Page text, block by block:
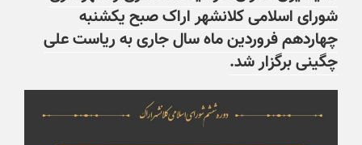
شورای اسلامی کلانشهر اراک صبح یکشنبه
چهاردهم فروردین ماه سال جاری به ریاست علی
چگینی برگزار شد.